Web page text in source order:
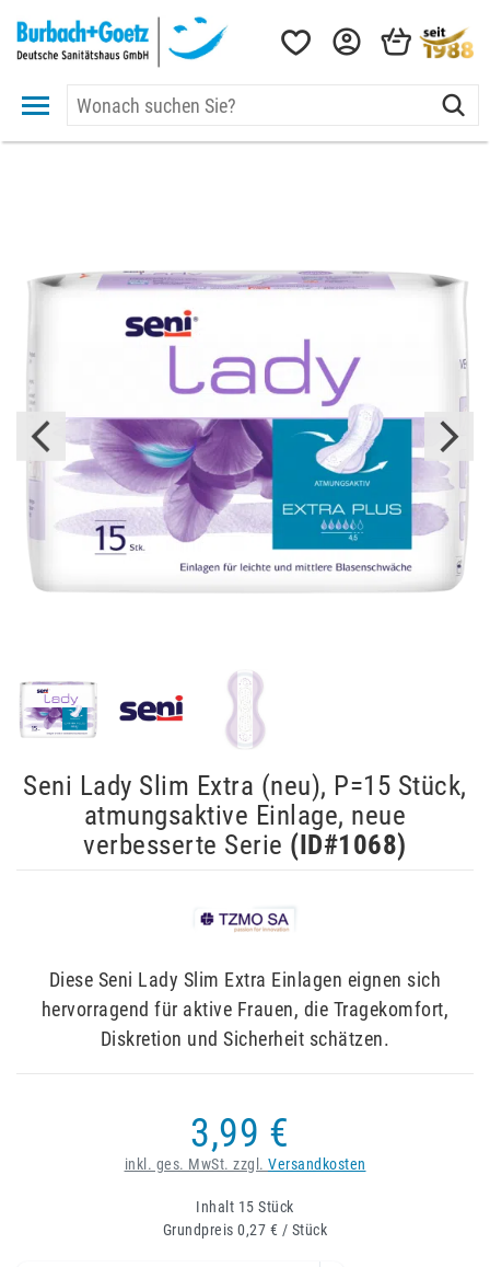
Seni Lady Slim Extra (neu), P=15 Stück,
atmungsaktive Einlage, neue
verbesserte Serie (ID#1068)
Diese Seni Lady Slim Extra Einlagen eignen sich
hervorragend für aktive Frauen, die Tragekomfort,
Diskretion und Sicherheit schätzen.
3,99 €
inkl. ges. MwSt. zzgl. Versandkosten
Inhalt 15Stück
Grundpreis0,27 € / Stück